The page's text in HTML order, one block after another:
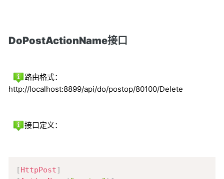
DoPostActionName接口
路由格式：
http://localhost:8899/api/do/postop/80100/Delete
接口定义：
[HttpPost]